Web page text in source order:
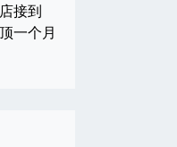
接到
一个月